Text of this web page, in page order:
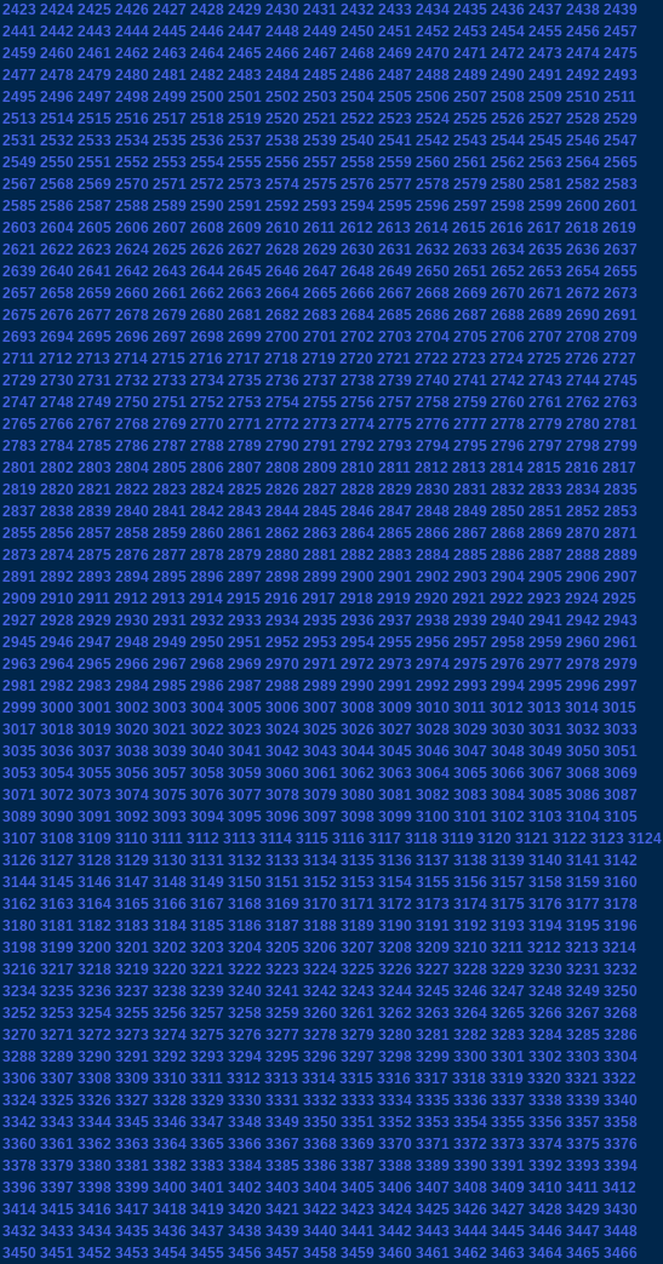
2423 2424 2425 2426 2427 2428 2429 2430 2431 2432 2433 2434 2435 2436 2437 2438 2439
2441 2442 2443 2444 2445 2446 2447 2448 2449 2450 2451 2452 2453 2454 2455 2456 2457
2459 2460 2461 2462 2463 2464 2465 2466 2467 2468 2469 2470 2471 2472 2473 2474 2475
2477 2478 2479 2480 2481 2482 2483 2484 2485 2486 2487 2488 2489 2490 2491 2492 2493
2495 2496 2497 2498 2499 2500 2501 2502 2503 2504 2505 2506 2507 2508 2509 2510 2511
2513 2514 2515 2516 2517 2518 2519 2520 2521 2522 2523 2524 2525 2526 2527 2528 2529
2531 2532 2533 2534 2535 2536 2537 2538 2539 2540 2541 2542 2543 2544 2545 2546 2547
2549 2550 2551 2552 2553 2554 2555 2556 2557 2558 2559 2560 2561 2562 2563 2564 2565
2567 2568 2569 2570 2571 2572 2573 2574 2575 2576 2577 2578 2579 2580 2581 2582 2583
2585 2586 2587 2588 2589 2590 2591 2592 2593 2594 2595 2596 2597 2598 2599 2600 2601
2603 2604 2605 2606 2607 2608 2609 2610 2611 2612 2613 2614 2615 2616 2617 2618 2619
2621 2622 2623 2624 2625 2626 2627 2628 2629 2630 2631 2632 2633 2634 2635 2636 2637
2639 2640 2641 2642 2643 2644 2645 2646 2647 2648 2649 2650 2651 2652 2653 2654 2655
2657 2658 2659 2660 2661 2662 2663 2664 2665 2666 2667 2668 2669 2670 2671 2672 2673
2675 2676 2677 2678 2679 2680 2681 2682 2683 2684 2685 2686 2687 2688 2689 2690 2691
2693 2694 2695 2696 2697 2698 2699 2700 2701 2702 2703 2704 2705 2706 2707 2708 2709
2711 2712 2713 2714 2715 2716 2717 2718 2719 2720 2721 2722 2723 2724 2725 2726 2727
2729 2730 2731 2732 2733 2734 2735 2736 2737 2738 2739 2740 2741 2742 2743 2744 2745
2747 2748 2749 2750 2751 2752 2753 2754 2755 2756 2757 2758 2759 2760 2761 2762 2763
2765 2766 2767 2768 2769 2770 2771 2772 2773 2774 2775 2776 2777 2778 2779 2780 2781
2783 2784 2785 2786 2787 2788 2789 2790 2791 2792 2793 2794 2795 2796 2797 2798 2799
2801 2802 2803 2804 2805 2806 2807 2808 2809 2810 2811 2812 2813 2814 2815 2816 2817
2819 2820 2821 2822 2823 2824 2825 2826 2827 2828 2829 2830 2831 2832 2833 2834 2835
2837 2838 2839 2840 2841 2842 2843 2844 2845 2846 2847 2848 2849 2850 2851 2852 2853
2855 2856 2857 2858 2859 2860 2861 2862 2863 2864 2865 2866 2867 2868 2869 2870 2871
2873 2874 2875 2876 2877 2878 2879 2880 2881 2882 2883 2884 2885 2886 2887 2888 2889
2891 2892 2893 2894 2895 2896 2897 2898 2899 2900 2901 2902 2903 2904 2905 2906 2907
2909 2910 2911 2912 2913 2914 2915 2916 2917 2918 2919 2920 2921 2922 2923 2924 2925
2927 2928 2929 2930 2931 2932 2933 2934 2935 2936 2937 2938 2939 2940 2941 2942 2943
2945 2946 2947 2948 2949 2950 2951 2952 2953 2954 2955 2956 2957 2958 2959 2960 2961
2963 2964 2965 2966 2967 2968 2969 2970 2971 2972 2973 2974 2975 2976 2977 2978 2979
2981 2982 2983 2984 2985 2986 2987 2988 2989 2990 2991 2992 2993 2994 2995 2996 2997
2999 3000 3001 3002 3003 3004 3005 3006 3007 3008 3009 3010 3011 3012 3013 3014 3015
3017 3018 3019 3020 3021 3022 3023 3024 3025 3026 3027 3028 3029 3030 3031 3032 3033
3035 3036 3037 3038 3039 3040 3041 3042 3043 3044 3045 3046 3047 3048 3049 3050 3051
3053 3054 3055 3056 3057 3058 3059 3060 3061 3062 3063 3064 3065 3066 3067 3068 3069
3071 3072 3073 3074 3075 3076 3077 3078 3079 3080 3081 3082 3083 3084 3085 3086 3087
3089 3090 3091 3092 3093 3094 3095 3096 3097 3098 3099 3100 3101 3102 3103 3104 3105
3107 3108 3109 3110 3111 3112 3113 3114 3115 3116 3117 3118 3119 3120 3121 3122 3123 3124
3126 3127 3128 3129 3130 3131 3132 3133 3134 3135 3136 3137 3138 3139 3140 3141 3142
3144 3145 3146 3147 3148 3149 3150 3151 3152 3153 3154 3155 3156 3157 3158 3159 3160
3162 3163 3164 3165 3166 3167 3168 3169 3170 3171 3172 3173 3174 3175 3176 3177 3178
3180 3181 3182 3183 3184 3185 3186 3187 3188 3189 3190 3191 3192 3193 3194 3195 3196
3198 3199 3200 3201 3202 3203 3204 3205 3206 3207 3208 3209 3210 3211 3212 3213 3214
3216 3217 3218 3219 3220 3221 3222 3223 3224 3225 3226 3227 3228 3229 3230 3231 3232
3234 3235 3236 3237 3238 3239 3240 3241 3242 3243 3244 3245 3246 3247 3248 3249 3250
3252 3253 3254 3255 3256 3257 3258 3259 3260 3261 3262 3263 3264 3265 3266 3267 3268
3270 3271 3272 3273 3274 3275 3276 3277 3278 3279 3280 3281 3282 3283 3284 3285 3286
3288 3289 3290 3291 3292 3293 3294 3295 3296 3297 3298 3299 3300 3301 3302 3303 3304
3306 3307 3308 3309 3310 3311 3312 3313 3314 3315 3316 3317 3318 3319 3320 3321 3322
3324 3325 3326 3327 3328 3329 3330 3331 3332 3333 3334 3335 3336 3337 3338 3339 3340
3342 3343 3344 3345 3346 3347 3348 3349 3350 3351 3352 3353 3354 3355 3356 3357 3358
3360 3361 3362 3363 3364 3365 3366 3367 3368 3369 3370 3371 3372 3373 3374 3375 3376
3378 3379 3380 3381 3382 3383 3384 3385 3386 3387 3388 3389 3390 3391 3392 3393 3394
3396 3397 3398 3399 3400 3401 3402 3403 3404 3405 3406 3407 3408 3409 3410 3411 3412
3414 3415 3416 3417 3418 3419 3420 3421 3422 3423 3424 3425 3426 3427 3428 3429 3430
3432 3433 3434 3435 3436 3437 3438 3439 3440 3441 3442 3443 3444 3445 3446 3447 3448
3450 3451 3452 3453 3454 3455 3456 3457 3458 3459 3460 3461 3462 3463 3464 3465 3466